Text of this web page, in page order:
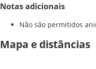
Notas adicionais
Não são permitidos
Mapa e distâncias